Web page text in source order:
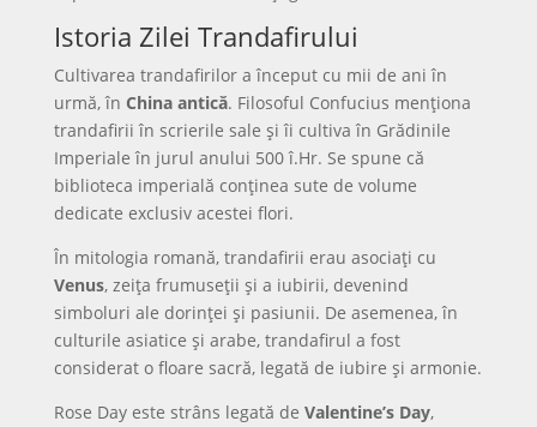
Istoria Zilei Trandafirului
Cultivarea trandafirilor a început cu mii de ani în
urmă, în China antică. Filosoful Confucius menționa
trandafirii în scrierile sale și îi cultiva în Grădinile
Imperiale în jurul anului 500 î.Hr. Se spune că
biblioteca imperială conținea sute de volume
dedicate exclusiv acestei flori.
În mitologia romană, trandafirii erau asociați cu
Venus, zeița frumuseții și a iubirii, devenind
simboluri ale dorinței și pasiunii. De asemenea, în
culturile asiatice și arabe, trandafirul a fost
considerat o floare sacră, legată de iubire și armonie.
Rose Day este strâns legată de Valentine’s Day,